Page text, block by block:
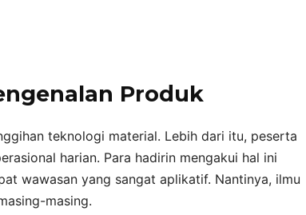
Produk
teknologi material. Lebih dari itu, peserta
harian. Para hadirin mengakui hal ini
wawasan yang sangat aplikatif. Nantinya, ilmu
masing.